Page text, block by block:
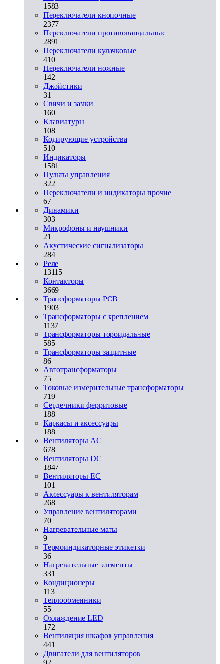
1583
Переключатели кнопочные
2377
Переключатели противовандальные
2891
Переключатели кулачковые
410
Переключатели ножные
142
Джойстики
31
Свичи и замки
160
Клавиатуры
108
Кодирующие устройства
510
Индикаторы
1581
Пульты управления
322
Переключатели и индикаторы прочие
67
Динамики
303
Микрофоны и наушники
21
Акустические сигнализаторы
284
Реле
13115
Контакторы
3669
Трансформаторы PCB
1903
Трансформаторы с креплением
1137
Трансформаторы тороидальные
585
Трансформаторы защитные
86
Автотрансформаторы
75
Токовые измерительные трансформаторы
719
Сердечники ферритовые
188
Каркасы и аксессуары
188
Вентиляторы AC
678
Вентиляторы DC
1847
Вентиляторы EC
101
Аксессуары к вентиляторам
268
Управление вентиляторами
70
Нагревательные маты
9
Термоиндикаторные этикетки
36
Нагревательные элементы
331
Кондиционеры
113
Теплообменники
55
Охлаждение LED
172
Вентиляция шкафов управления
441
Двигатели для вентиляторов
92